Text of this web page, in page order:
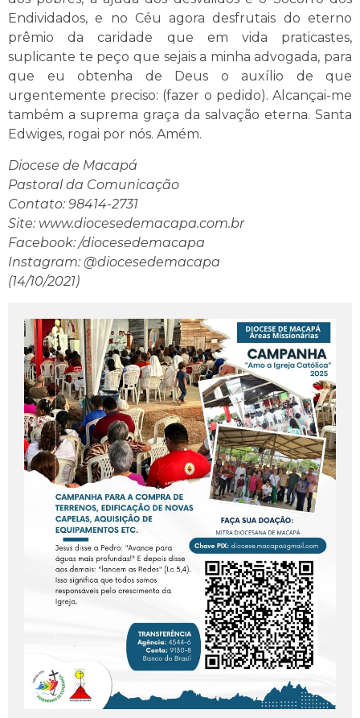
Endividados, e no Céu agora desfrutais do eterno
prêmio da caridade que em vida praticastes,
suplicante te peço que sejais a minha advogada, para
que eu obtenha de Deus o auxílio de que
urgentemente preciso: (fazer o pedido). Alcançai-me
também a suprema graça da salvação eterna. Santa
Edwiges, rogai por nós. Amém.
Diocese de Macapá
Pastoral da Comunicação
Contato: 98414-2731
Site: www.diocesedemacapa.com.br
Facebook: /diocesedemacapa
Instagram: @diocesedemacapa
(14/10/2021)